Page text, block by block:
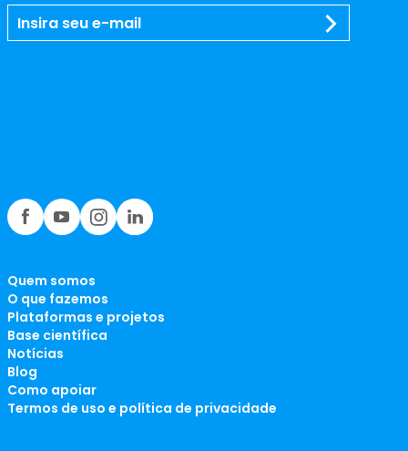
Quem somos
O que fazemos
Plataformas e projetos
Base científica
Notícias
Blog
Como apoiar
Termos de uso e política de privacidade